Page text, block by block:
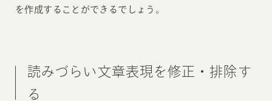
を作成することができるでしょう。
読みづらい文章表現を修正・排除す
る